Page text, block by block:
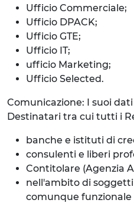
Ufficio Commerciale;
Ufficio DPACK;
Ufficio GTE;
Ufficio IT;
ufficio Marketing;
Ufficio Selected.
Comunicazione: I suoi
Destinatari tra cui tutti i
banche e istituti di
consulenti e liberi
Contitolare (Agenzia
nell'ambito di
comunque